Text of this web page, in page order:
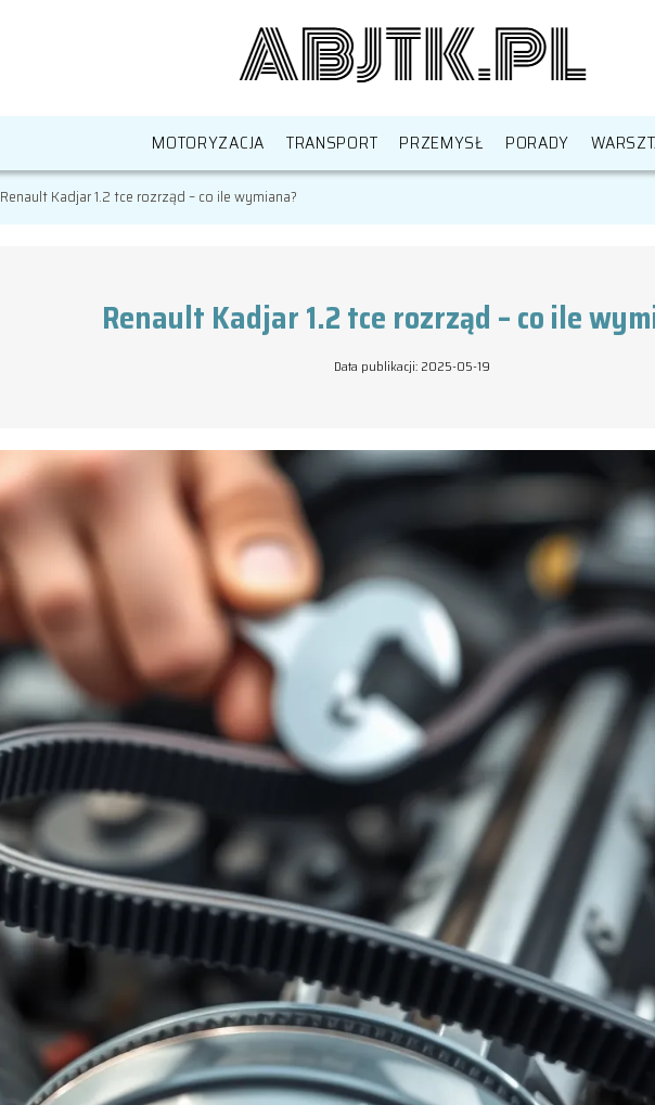
MOTORYZACJA TRANSPORT PRZEMYSŁ PORADY
Renault Kadjar 1.2 tce rozrząd – co ile wymiana?
Renault Kadjar 1.2 tce rozrząd – co ile
Data publikacji: 2025-05-19